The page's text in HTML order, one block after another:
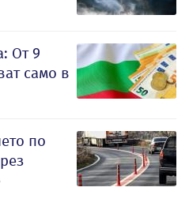
От 9
само в
по